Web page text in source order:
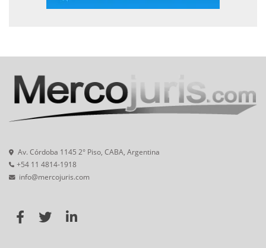
Av. Córdoba 1145 2° Piso, CABA, Argentina
+54 11 4814-1918
info@mercojuris.com